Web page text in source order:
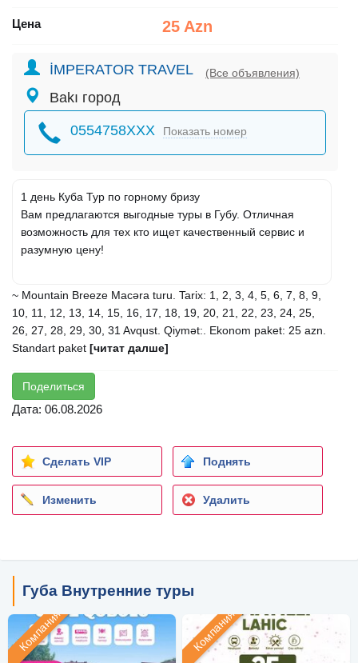
Цена 25 Azn
İMPERATOR TRAVEL (Все объявления)
Bakı город
0554758XXX Показать номер
1 день Куба Тур по горному бризу
Вам предлагаются выгодные туры в Губу. Отличная
возможность для тех кто ищет качественный сервис и
разумную цену!
~ Mountain Breeze Macəra turu. Tarix: 1, 2, 3, 4, 5, 6, 7, 8, 9,
10, 11, 12, 13, 14, 15, 16, 17, 18, 19, 20, 21, 22, 23, 24, 25,
26, 27, 28, 29, 30, 31 Avqust. Qiymət:. Ekonom paket: 25 azn.
Standart paket [читат далше]
Поделиться
Дата: 06.08.2026
Сделать VIP Поднять
Изменить Удалить
Губа Внутренние туры
Компания Компания